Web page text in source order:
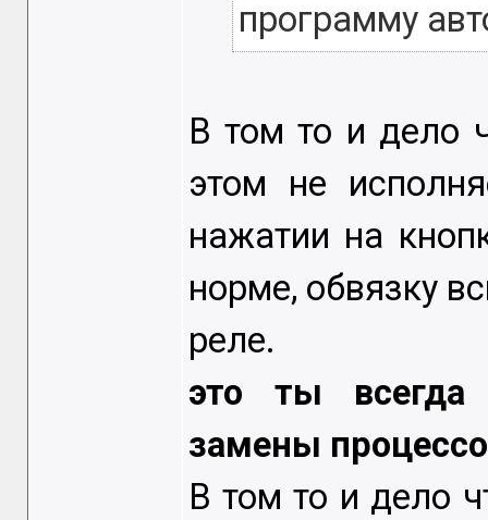
программу
В том то и дело
этом не
нажатии на
норме, обвязку
реле.
это ты
замены
В том то и дело